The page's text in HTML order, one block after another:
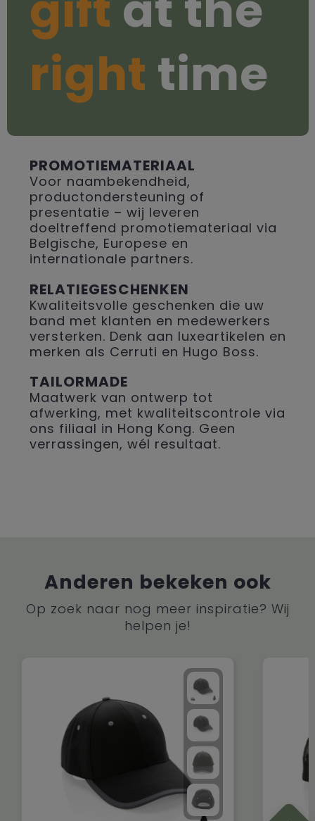
right time
PROMOTIEMATERIAAL
Voor naambekendheid,
productondersteuning of
presentatie – wij leveren
doeltreffend promotiemateriaal via
Belgische, Europese en
internationale partners.
RELATIEGESCHENKEN
Kwaliteitsvolle geschenken die uw
band met klanten en medewerkers
versterken. Denk aan luxeartikelen en
merken als Cerruti en Hugo Boss.
TAILORMADE
Maatwerk van ontwerp tot
afwerking, met kwaliteitscontrole via
ons filiaal in Hong Kong. Geen
verrassingen, wél resultaat.
Anderen bekeken ook
Op zoek naar nog meer inspiratie? Wij
helpen je!